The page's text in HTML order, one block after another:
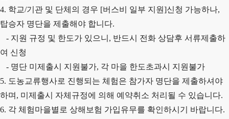
4. 학교/기관 및 단체의 경우 [버스비 일부 지원]신청 가능하나,
탑승자 명단을 제출해야 합니다.
- 지원 규정 및 한도가 있으니, 반드시 전화 상담후 서류제출하
여 신청
- 명단 미제출시 지원불가, 각 마을 한도초과시 지원불가
5. 도농교류행사로 진행되는 체험은 참가자 명단을 제출하셔야
하며, 미제출시 자체규정에 의해 예약취소 처리될 수 있습니다.
6. 각 체험마을별로 상해보험 가입유무를 확인하시기 바랍니다.